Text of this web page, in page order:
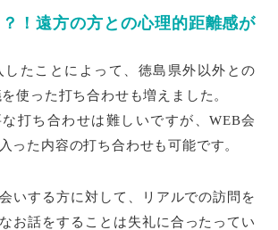
！遠方の方との心理的距離感が
したことによって、徳島県外以外との
使った打ち合わせも増えました。
打ち合わせは難しいですが、WEB会
った内容の打ち合わせも可能です。
いする方に対して、リアルでの訪問を
お話をすることは失礼に合ったってい